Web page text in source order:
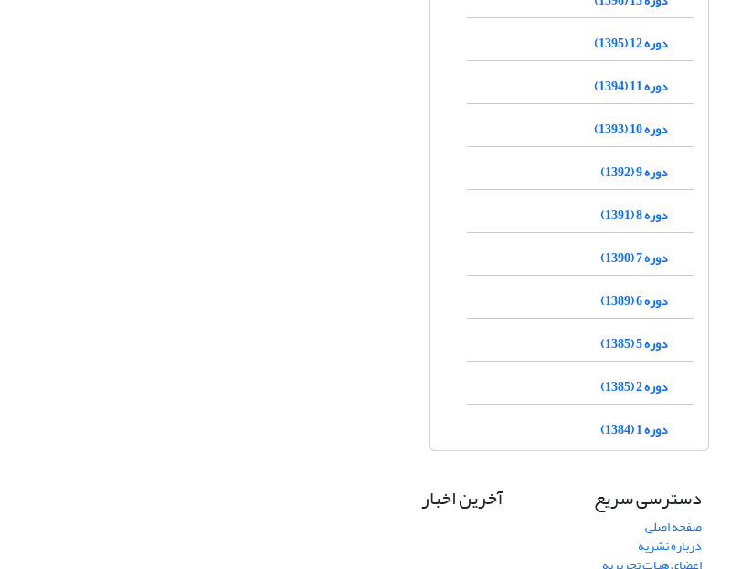
دوره 12 (1395)
دوره 11 (1394)
دوره 10 (1393)
دوره 9 (1392)
دوره 8 (1391)
دوره 7 (1390)
دوره 6 (1389)
دوره 5 (1385)
دوره 2 (1385)
دوره 1 (1384)
دسترسی سریع
صفحه اصلی
درباره نشریه
آخرین اخبار